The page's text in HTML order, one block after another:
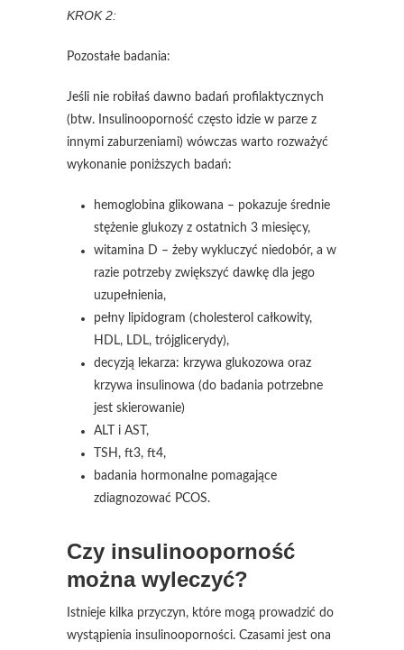
KROK 2:
Pozostałe badania:
Jeśli nie robiłaś dawno badań profilaktycznych
(btw. Insulinooporność często idzie w parze z
innymi zaburzeniami) wówczas warto rozważyć
wykonanie poniższych badań:
hemoglobina glikowana – pokazuje średnie
stężenie glukozy z ostatnich 3 miesięcy,
witamina D – żeby wykluczyć niedobór, a w
razie potrzeby zwiększyć dawkę dla jego
uzupełnienia,
pełny lipidogram (cholesterol całkowity,
HDL, LDL, trójglicerydy),
decyzją lekarza: krzywa glukozowa oraz
krzywa insulinowa (do badania potrzebne
jest skierowanie)
ALT i AST,
TSH, ft3, ft4,
badania hormonalne pomagające
zdiagnozować PCOS.
Czy insulinooporność
można wyleczyć?
Istnieje kilka przyczyn, które mogą prowadzić do
wystąpienia insulinooporności. Czasami jest ona